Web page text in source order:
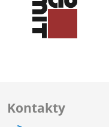
Kontakty